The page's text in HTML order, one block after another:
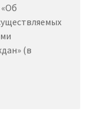
«Об
(в